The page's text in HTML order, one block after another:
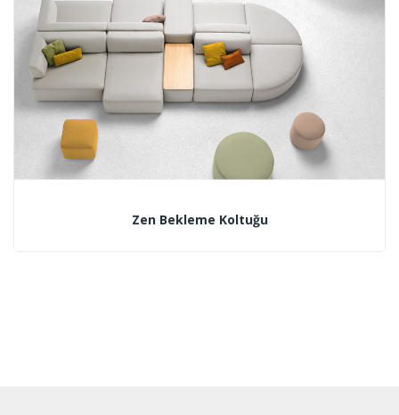
Zen Bekleme Koltuğu